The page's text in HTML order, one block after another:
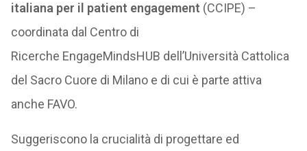
italiana per il patient engagement (CCIPE) –
coordinata dal Centro di
Ricerche EngageMindsHUB dell’Università Cattolica
del Sacro Cuore di Milano e di cui è parte attiva
anche FAVO.
Suggeriscono la crucialità di progettare ed